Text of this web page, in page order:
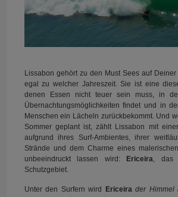
Lissabon gehört zu den Must Sees auf
egal zu welcher Jahreszeit. Sie ist eine
denen Essen nicht teuer sein muss, in
Übernachtungsmöglichkeiten findet und in
Menschen ein Lächeln zurückbekommt. Und
Sommer geplant ist, zählt Lissabon mit
aufgrund ihres Surf-Ambientes, ihrer
Strände und dem Charme eines
unbeeindruckt lassen wird:
Ericeira, das
Schutzgebiet.
Unter den Surfern wird Ericeira der Himmel